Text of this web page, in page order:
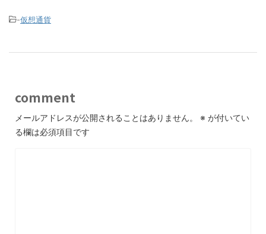
-仮想通貨
comment
メールアドレスが公開されることはありません。 ※ が付いてい
る欄は必須項目です